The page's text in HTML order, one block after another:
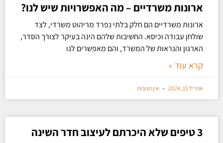
ארונות משרדיים – מה האפשרויות שיש לנו?
ארונות משרדיים הם חלק בלתי נפרד מריהוט משרדי, לצד
שולחן עבודה וכיסא. החשיבות שלהם הינה בעיקר לצורך הסדר,
הארגון והנראות של המשרד, והם מאפשרים לנו
קרא עוד »
אפריל 15, 2024 אין תגובות
3 טיפים שלא היכרתם לעיצוב חדר השינה